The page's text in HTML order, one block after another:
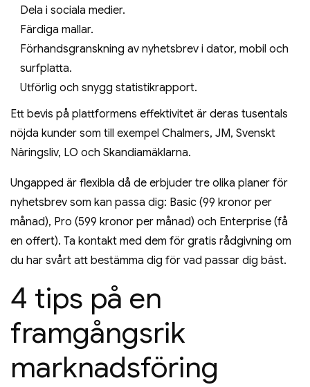
Dela i sociala medier.
Färdiga mallar.
Förhandsgranskning av nyhetsbrev i dator, mobil och
surfplatta.
Utförlig och snygg statistikrapport.
Ett bevis på plattformens effektivitet är deras tusentals
nöjda kunder som till exempel Chalmers, JM, Svenskt
Näringsliv, LO och Skandiamäklarna.
Ungapped är flexibla då de erbjuder tre olika planer för
nyhetsbrev som kan passa dig: Basic (99 kronor per
månad), Pro (599 kronor per månad) och Enterprise (få
en offert). Ta kontakt med dem för gratis rådgivning om
du har svårt att bestämma dig för vad passar dig bäst.
4 tips på en
framgångsrik
marknadsföring